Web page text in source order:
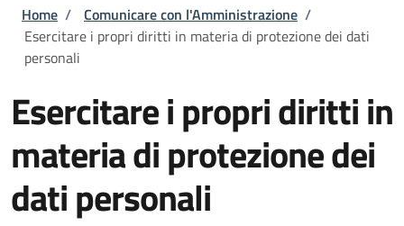
Briciole di pane
Home / Comunicare con l'Amministrazione /
Esercitare i propri diritti in materia di protezione dei dati
personali
Esercitare i propri diritti in
materia di protezione dei
dati personali